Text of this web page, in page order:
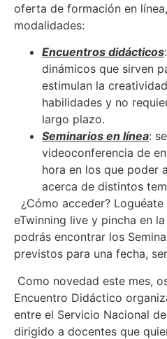
oferta de formación en
modalidades:
Encuentros didácticos
dinámicos que sirven
estimulan la
habilidades y no
largo plazo.
Seminarios en línea:
videoconferencia de
hora en los que poder
acerca de distintos
¿Cómo acceder?
eTwinning live y pincha en la
podrás encontrar los
previstos para una fecha,
Como novedad este mes,
Encuentro Didáctico
entre el Servicio Nacional
dirigido a docentes que